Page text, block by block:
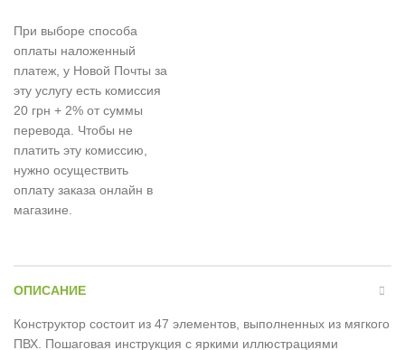
При выборе способа
оплаты наложенный
платеж, у Новой Почты за
эту услугу есть комиссия
20 грн + 2% от суммы
перевода. Чтобы не
платить эту комиссию,
нужно осуществить
оплату заказа онлайн в
магазине.
ОПИСАНИЕ
Конструктор состоит из 47 элементов, выполненных из мягкого
ПВХ. Пошаговая инструкция с яркими иллюстрациями